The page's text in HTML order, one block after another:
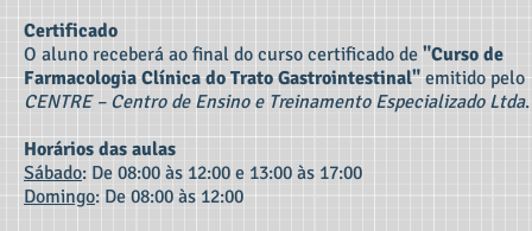
Certificado
O aluno receberá ao final do curso certificado de "Curso de
Farmacologia Clínica do Trato Gastrointestinal"emitido pelo
CENTRE – Centro de Ensino e Treinamento Especializado Ltda.
Horários das aulas
Sábado: De 08:00 às 12:00 e 13:00 às 17:00
Domingo: De 08:00 às 12:00